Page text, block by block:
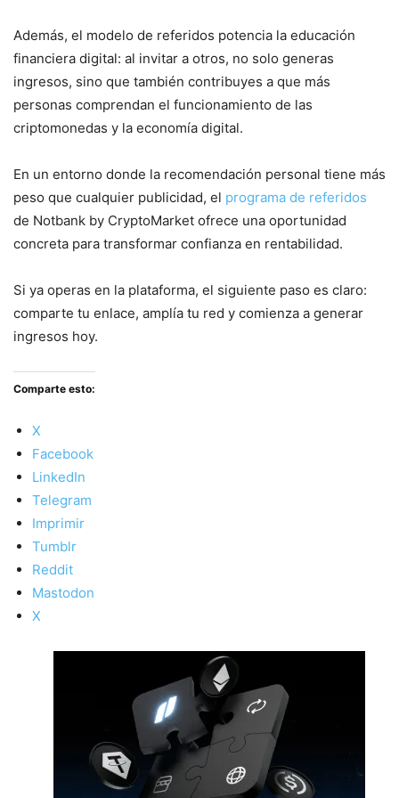
Además, el modelo de referidos potencia la educación
financiera digital: al invitar a otros, no solo generas
ingresos, sino que también contribuyes a que más
personas comprendan el funcionamiento de las
criptomonedas y la economía digital.
En un entorno donde la recomendación personal tiene más
peso que cualquier publicidad, el programa de referidos
de Notbank by CryptoMarket ofrece una oportunidad
concreta para transformar confianza en rentabilidad.
Si ya operas en la plataforma, el siguiente paso es claro:
comparte tu enlace, amplía tu red y comienza a generar
ingresos hoy.
Comparte esto:
X
Facebook
LinkedIn
Telegram
Imprimir
Tumblr
Reddit
Mastodon
X